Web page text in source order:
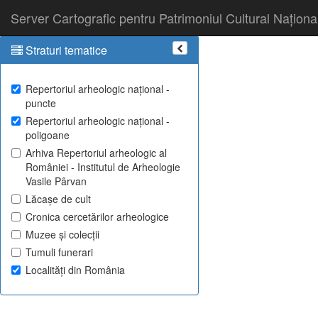
Server Cartografic pentru Patrimoniul Cultural
Straturi tematice
Repertoriul arheologic național -
puncte
Repertoriul arheologic național -
poligoane
Arhiva Repertoriul arheologic al
României - Institutul de Arheologie
Vasile Pârvan
Lăcașe de cult
Cronica cercetărilor arheologice
Muzee și colecții
Tumuli funerari
Localități din România